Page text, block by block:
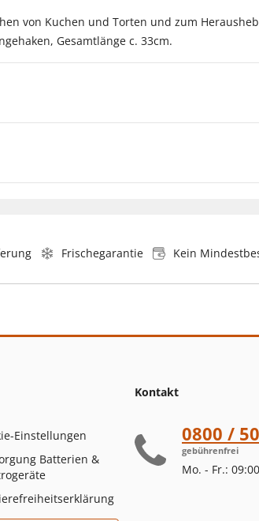
von Kuchen und Torten und zum
Gesamtlänge c. 33cm.
Frischegarantie Kein
Einstellungen
Batterien &
Kontakt
0800 /
gebührenfrei
Mo. - Fr.: